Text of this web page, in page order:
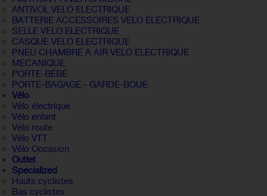
ANTIVOL VELO ELECTRIQUE
BATTERIE ACCESSOIRES VELO ELECTRIQUE
SELLE VELO ELECTRIQUE
CASQUE VELO ELECTRIQUE
PNEU CHAMBRE A AIR VELO ELECTRIQUE
MECANIQUE
PORTE-BÉBÉ
PORTE-BAGAGE - GARDE-BOUE
Vélo
Vélo électrique
Vélo enfant
Vélo route
Vélo VTT
Vélo Occasion
Outlet
Specialized
Hauts cyclistes
Bas cyclistes